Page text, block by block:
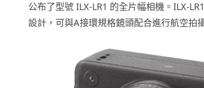
公布了型號 ILX-LR1 的全片幅相機。ILX-
設計，可與A接環規格鏡頭配合進行航空拍